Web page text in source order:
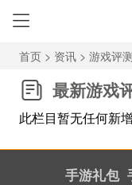
首页> 资讯> 游戏评测
最新游戏
此栏目暂无任何新
手游礼包